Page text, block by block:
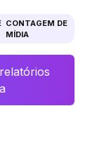
CONTAGEM DE
MÍDIA